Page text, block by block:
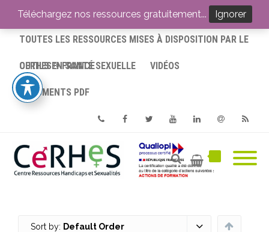
ACCUEIL
TOUTES LES RESSOURCES MISES À DISPOSITION PAR LE
CERHES® FRANCE
OUTILS EN SANTÉ SEXUELLE VIDÉOS
DOCUMENTS PDF
PhoneFacebookTwitterYoutube
Sort by: Default Order
Téléchargez nos ressources gratuitement... Ignorer